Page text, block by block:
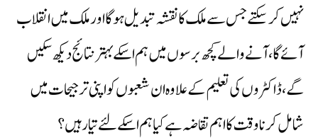
نہیں کرسکتےجس سے ملک کا نقشہ تبدیل ہوگا اورملک میں انقلاب
آئے گا،آنے والے کچھ برسوں میں ہم اسکے بہتر نتائج دیکھ سکیں
گے،ڈاکٹروں کی تعلیم کے علاوہ ان شعبوں کو اپنی ترجیحات میں
شامل کرنا وقت کا اہم تقاضہ ہے کیاہم اسکےلئے تیار ہیں؟